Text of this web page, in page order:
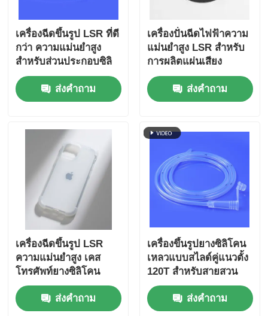
เครื่องฉีดขึ้นรูป LSR ที่ดี
กว่า ความแม่นยำสูง
สำหรับส่วนประกอบซิลิ
โคนทางการแพทย์
ส่งคำถาม
เครื่องปั่นฉีดไฟฟ้าความ
แม่นยําสูง LSR สําหรับ
การผลิตแผ่นเสียง
ส่งคำถาม
เครื่องฉีดขึ้นรูป LSR
ความแม่นยำสูง เคส
โทรศัพท์ยางซิลิโคน
เหลว
ส่งคำถาม
เครื่องขึ้นรูปยางซิลิโคน
เหลวแบบสไลด์คู่แนวตั้ง
120T สำหรับสายสวน
สองช่อง
ส่งคำถาม